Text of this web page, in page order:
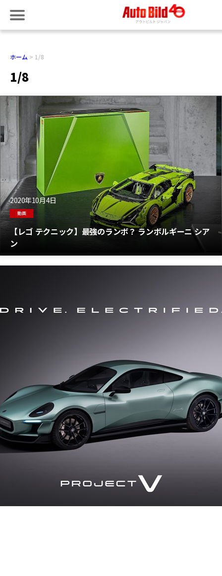
ホーム 1/8
1/8
2020年10月4日
動画
【レゴ テクニック】最強のランボ？ ランボルギーニ シア
ン